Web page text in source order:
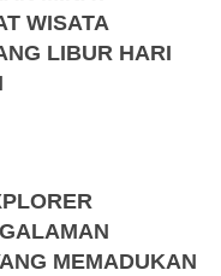
WISATA
LIBUR HARI
MEMADUKAN